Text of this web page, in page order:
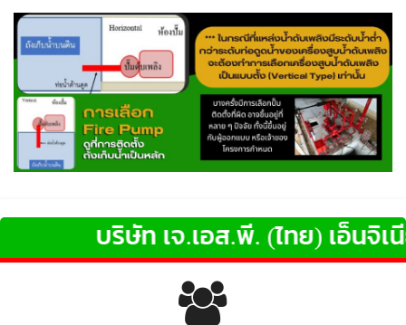
บริษัท เจ.เอส.พี. (ไทย) เอ็นจิเนีย